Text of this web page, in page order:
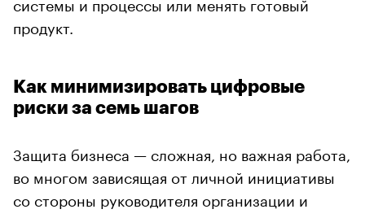
продукт.
Как минимизировать цифровые
риски за семь шагов
Защита бизнеса — сложная, но важная работа,
во многом зависящая от личной инициативы
со стороны руководителя организации и